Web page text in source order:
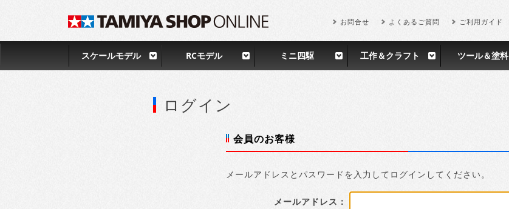
お問合せ よくあるご質問 ご利用ガイド
スケールモデル RCモデル ミニ四駆 工作＆クラフト ツール＆塗料
ログイン
会員のお客様
メールアドレスとパスワードを入力してログインしてください。
メールアドレス：